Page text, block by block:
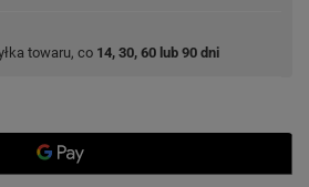
towaru, co 14, 30, 60 lub 90 dni